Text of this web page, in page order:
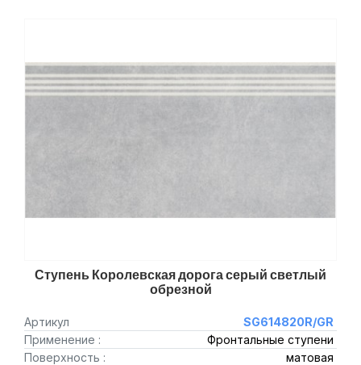
Ступень Королевская дорога серый светлый
обрезной
Артикул
SG614820R/GR
Применение :
Фронтальные ступени
Поверхность :
матовая